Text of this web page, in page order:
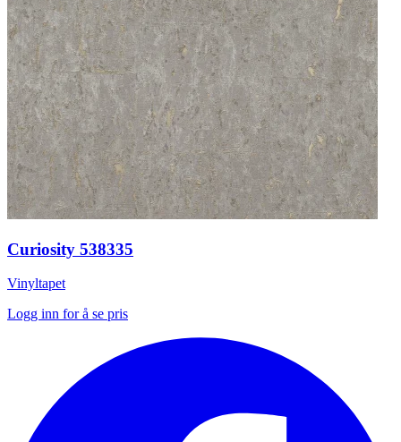
Curiosity 538335
Vinyltapet
Logg inn for å se pris